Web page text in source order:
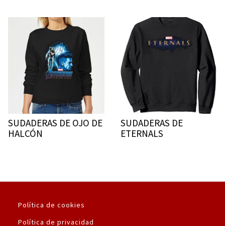
SUDADERAS DE OJO DE
HALCÓN
SUDADERAS DE
ETERNALS
Política de cookies
Política de privacidad